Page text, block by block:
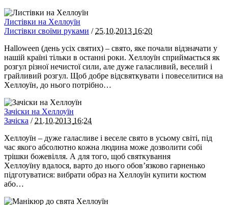
Листівки на Хеллоуїн
Листівки своїми руками / 25.10.2013 16:20
Halloween (день усіх святих) – свято, яке почали відзначати у
нашій країні тільки в останні роки. Хеллоуїн сприймається як
розгул різної нечистої сили, але дуже галасливий, веселий і
грайливий розгул. Щоб добре відсвяткувати і повеселитися на
Хеллоуїн, до нього потрібно…
Зачіски на Хеллоуїн
Зачіска / 21.10.2013 16:24
Хеллоуїн – дуже галасливе і веселе свято в усьому світі, під
час якого абсолютно кожна людина може дозволити собі
трішки божевілля. А для того, щоб святкування
Хеллоуїну вдалося, варто до нього обов’язково гарненько
підготуватися: вибрати образ на Хеллоуїн купити костюм
або…